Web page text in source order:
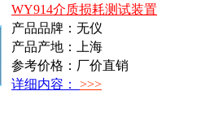
WY914介质损耗测试装置
产品品牌：无仪
产品产地：上海
参考价格：厂价直销
详细内容： >>>